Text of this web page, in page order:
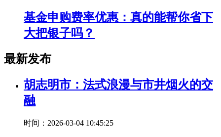
基金申购费率优惠：真的能帮你省下
大把银子吗？
最新发布
胡志明市：法式浪漫与市井烟火的交
融
时间：2026-03-04 10:45:25